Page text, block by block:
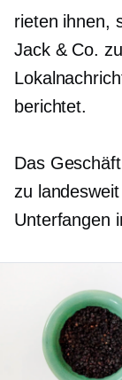
rieten ihnen,
Jack & Co.
berichtet.
Das
zu landesweit
Unterfangen